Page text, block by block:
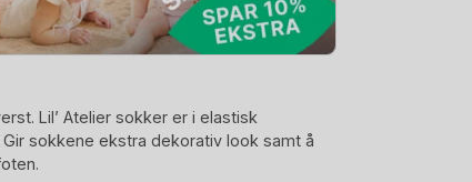
Lil’ Atelier sokker er i elastisk
sokkene ekstra dekorativ look samt å